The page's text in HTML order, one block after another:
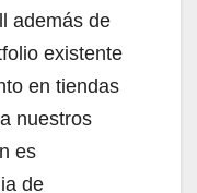
además de
existente
en tiendas
nuestros
es
de